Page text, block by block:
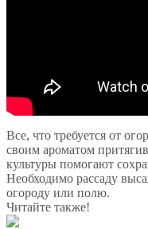
Все, что требуется от
своим ароматом
культуры помогают
Необходимо рассаду
огороду или полю.
Читайте также!